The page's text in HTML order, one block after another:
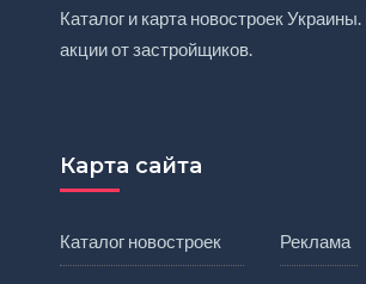
Каталог и карта новостроек
акции от застройщиков.
Карта сайта
Каталог новостроек Реклама